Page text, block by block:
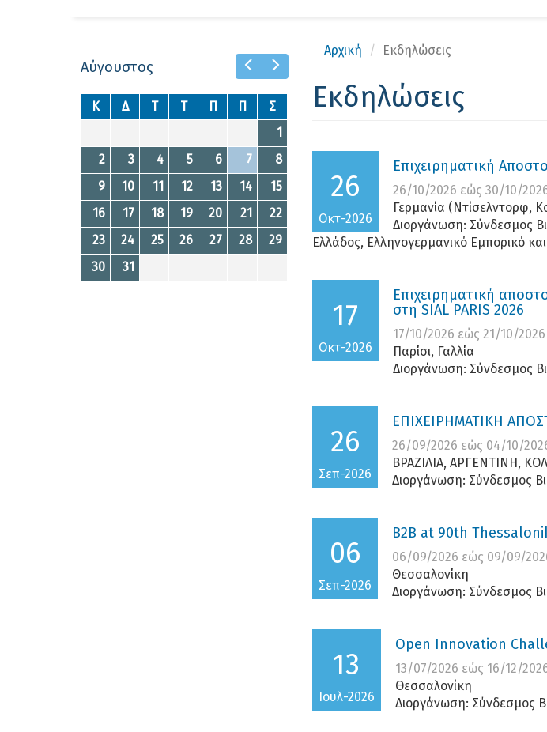
Prev
Αύγουστος
Κ Δ Τ Τ Π Π
Σ
1
2
3 4 5 6 7
8
9
10 11 12 13 14
15
16
17 18 19 20 21
22
23
24 25 26 27 28
29
30
31
Αρχική Εκδηλώσεις
Εκδηλώσεις
26
Οκτ-2026
Επιχειρηματική
26/10/2026 εώς 30/10/
Γερμανία (Ντίσελντορφ,
Διοργάνωση: Σύνδεσμος
Ελλάδος, Ελληνογερμανικό Εμπορικό
17
Οκτ-2026
Επιχειρηματική
στη SIAL PARIS 2026
17/10/2026 εώς 21/10/2026
Παρίσι, Γαλλία
Διοργάνωση: Σύνδεσμος
26
Σεπ-2026
ΕΠΙΧΕΙΡΗΜΑΤΙΚΗ
26/09/2026 εώς 04/10/
ΒΡΑΖΙΛΙΑ, ΑΡΓΕΝΤΙΝΗ,
Διοργάνωση: Σύνδεσμος
06
Σεπ-2026
B2B at 90th
06/09/2026 εώς 09/09/
Θεσσαλονίκη
Διοργάνωση: Σύνδεσμος
13
Ιουλ-2026
Open Innovation
13/07/2026 εώς 16/12/
Θεσσαλονίκη
Διοργάνωση: Σύνδεσμος